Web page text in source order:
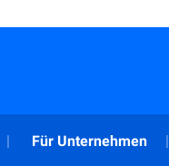
Für Unternehmen